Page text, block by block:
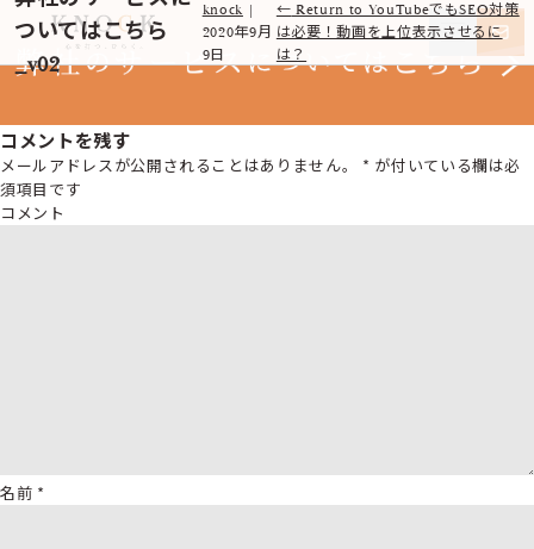
ついてはこちら
_v02
knock |
2020年9月
9日
← Return to YouTubeでもSEO対策
は必要！動画を上位表示させるに
は？
コメントを残す
メールアドレスが公開されることはありません。 * が付いている欄は必
須項目です
コメント
名前 *